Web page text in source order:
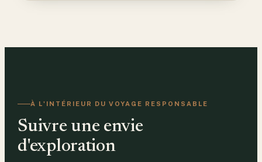
À L'INTÉRIEUR DU VOYAGE RESPONSABLE
Suivre une envie
d'exploration